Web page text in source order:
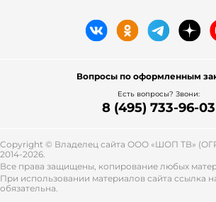
Вопросы по оформленным
Есть вопросы? Звони:
8 (495) 733-96-03
Copyright © Владелец сайта ООО «ШОП ТВ»
2014-2026.
Все права защищены, копирование любых
При использовании материалов сайта ссылка
обязательна.